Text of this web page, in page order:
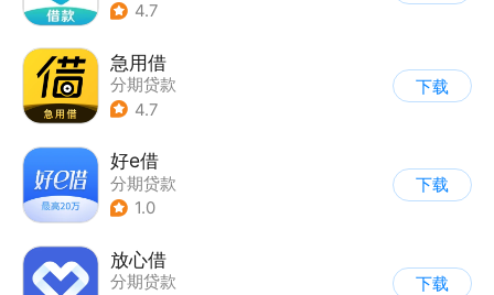
4.7
急用借
分期贷款
4.7
下载
好e借
分期贷款
1.0
下载
放心借
分期贷款
下载